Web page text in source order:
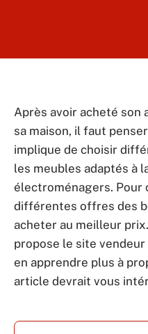
Après avoir acheté
sa maison, il faut penser
implique de choisir
les meubles adaptés à
électroménagers. Pour
différentes offres des
acheter au meilleur
propose le site vendeur
en apprendre plus à
article devrait vous